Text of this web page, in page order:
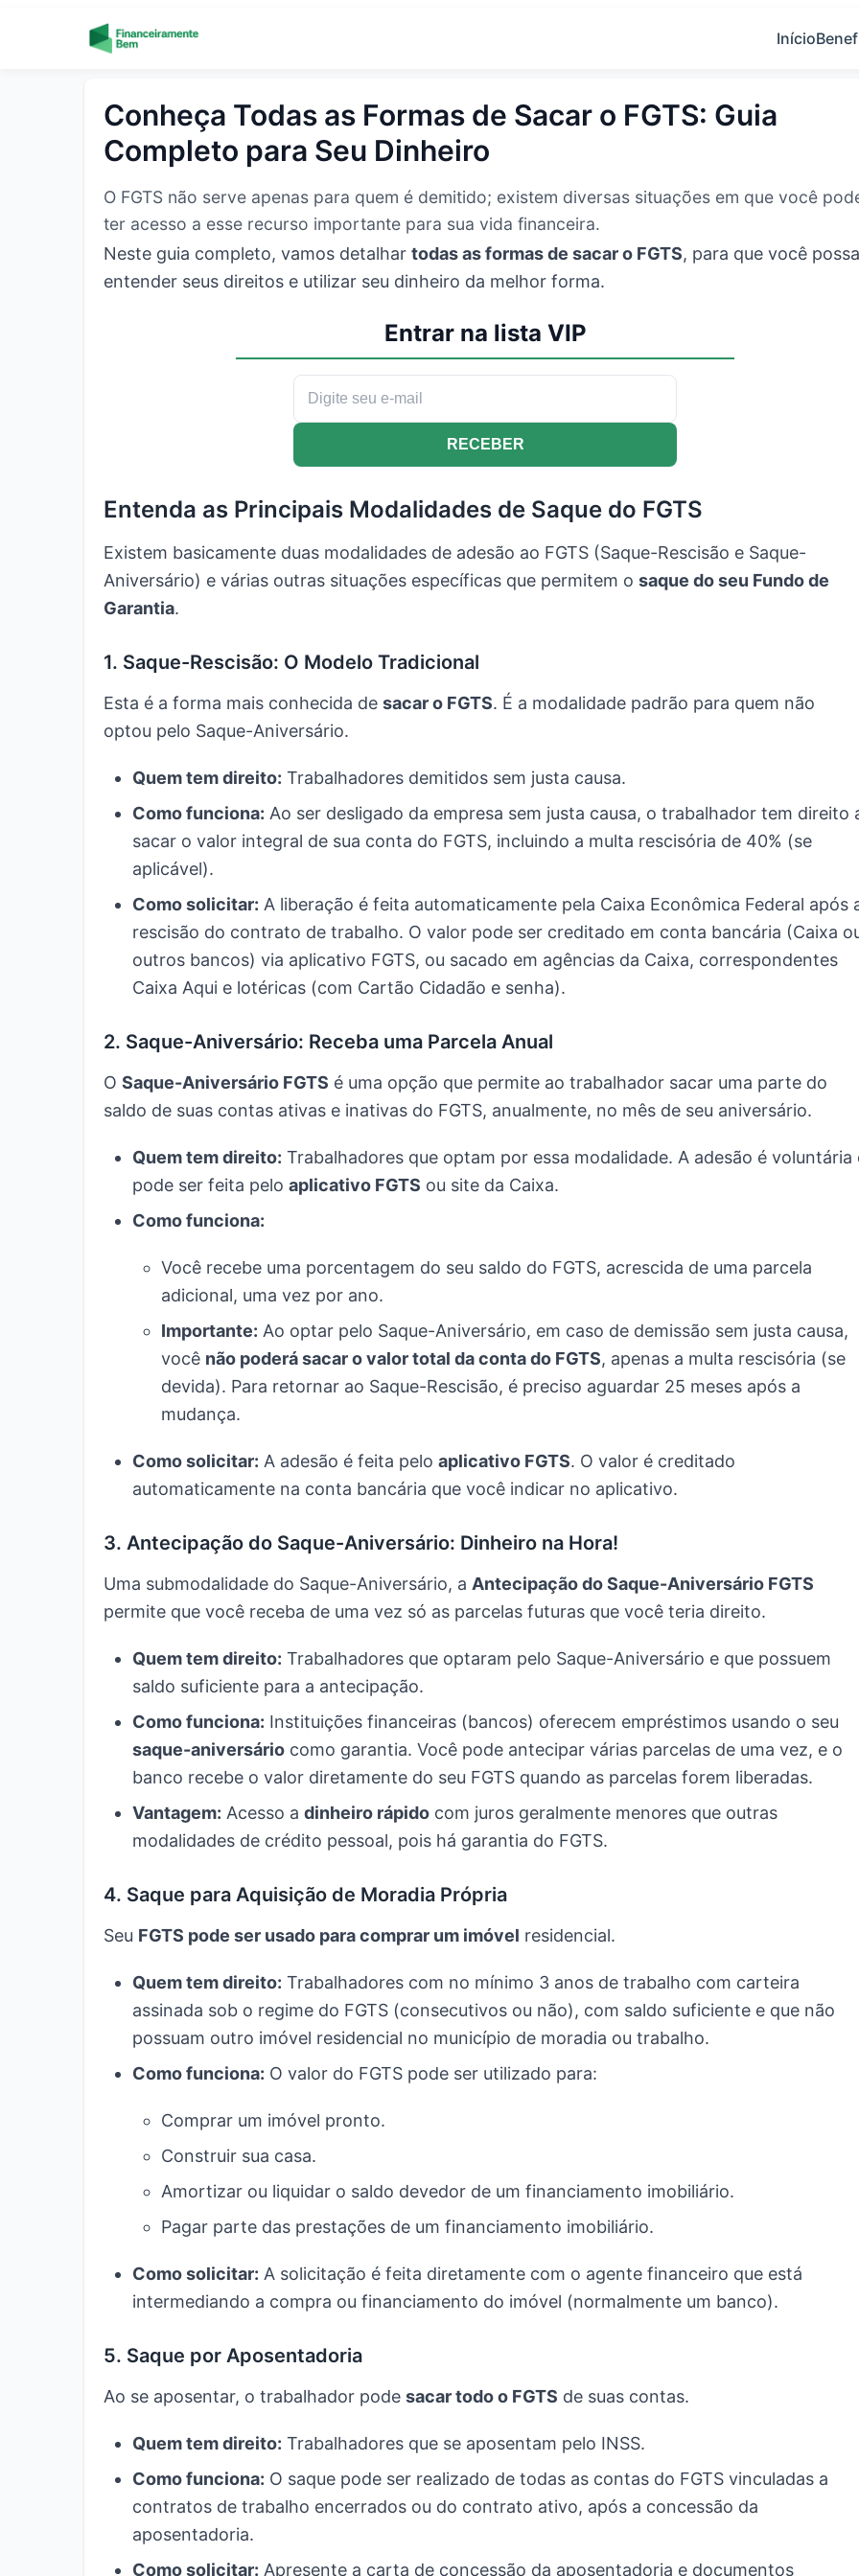
Skip to content
Início
Conheça Todas as Formas de Sacar o FGTS: Guia
Completo para Seu Dinheiro
O FGTS não serve apenas para quem é demitido; existem diversas situações em que você
ter acesso a esse recurso importante para sua vida financeira.
Neste guia completo, vamos detalhar todas as formas de sacar o FGTS, para que você possa
entender seus direitos e utilizar seu dinheiro da melhor forma.
Entrar na lista VIP
RECEBER
Entenda as Principais Modalidades de Saque do FGTS
Existem basicamente duas modalidades de adesão ao FGTS (Saque-Rescisão e Saque-
Aniversário) e várias outras situações específicas que permitem o saque do seu Fundo de
Garantia.
1. Saque-Rescisão: O Modelo Tradicional
Esta é a forma mais conhecida de sacar o FGTS. É a modalidade padrão para quem não
optou pelo Saque-Aniversário.
Quem tem direito: Trabalhadores demitidos sem justa causa.
Como funciona: Ao ser desligado da empresa sem justa causa, o trabalhador tem direito
sacar o valor integral de sua conta do FGTS, incluindo a multa rescisória de 40% (se
aplicável).
Como solicitar: A liberação é feita automaticamente pela Caixa Econômica Federal após
rescisão do contrato de trabalho. O valor pode ser creditado em conta bancária (Caixa
outros bancos) via aplicativo FGTS, ou sacado em agências da Caixa, correspondentes
Caixa Aqui e lotéricas (com Cartão Cidadão e senha).
2. Saque-Aniversário: Receba uma Parcela Anual
O Saque-Aniversário FGTS é uma opção que permite ao trabalhador sacar uma parte do
saldo de suas contas ativas e inativas do FGTS, anualmente, no mês de seu aniversário.
Quem tem direito: Trabalhadores que optam por essa modalidade. A adesão é voluntária
pode ser feita pelo aplicativo FGTS ou site da Caixa.
Como funciona:
Você recebe uma porcentagem do seu saldo do FGTS, acrescida de uma parcela
adicional, uma vez por ano.
Importante: Ao optar pelo Saque-Aniversário, em caso de demissão sem justa causa,
você não poderá sacar o valor total da conta do FGTS, apenas a multa rescisória (se
devida). Para retornar ao Saque-Rescisão, é preciso aguardar 25 meses após a
mudança.
Como solicitar: A adesão é feita pelo aplicativo FGTS. O valor é creditado
automaticamente na conta bancária que você indicar no aplicativo.
3. Antecipação do Saque-Aniversário: Dinheiro na Hora!
Uma submodalidade do Saque-Aniversário, a Antecipação do Saque-Aniversário FGTS
permite que você receba de uma vez só as parcelas futuras que você teria direito.
Quem tem direito: Trabalhadores que optaram pelo Saque-Aniversário e que possuem
saldo suficiente para a antecipação.
Como funciona: Instituições financeiras (bancos) oferecem empréstimos usando o seu
saque-aniversário como garantia. Você pode antecipar várias parcelas de uma vez, e o
banco recebe o valor diretamente do seu FGTS quando as parcelas forem liberadas.
Vantagem: Acesso a dinheiro rápido com juros geralmente menores que outras
modalidades de crédito pessoal, pois há garantia do FGTS.
4. Saque para Aquisição de Moradia Própria
Seu FGTS pode ser usado para comprar um imóvel residencial.
Quem tem direito: Trabalhadores com no mínimo 3 anos de trabalho com carteira
assinada sob o regime do FGTS (consecutivos ou não), com saldo suficiente e que não
possuam outro imóvel residencial no município de moradia ou trabalho.
Como funciona: O valor do FGTS pode ser utilizado para:
Comprar um imóvel pronto.
Construir sua casa.
Amortizar ou liquidar o saldo devedor de um financiamento imobiliário.
Pagar parte das prestações de um financiamento imobiliário.
Como solicitar: A solicitação é feita diretamente com o agente financeiro que está
intermediando a compra ou financiamento do imóvel (normalmente um banco).
5. Saque por Aposentadoria
Ao se aposentar, o trabalhador pode sacar todo o FGTS de suas contas.
Quem tem direito: Trabalhadores que se aposentam pelo INSS.
Como funciona: O saque pode ser realizado de todas as contas do FGTS vinculadas a
contratos de trabalho encerrados ou do contrato ativo, após a concessão da
aposentadoria.
Como solicitar: Apresente a carta de concessão da aposentadoria e documentos